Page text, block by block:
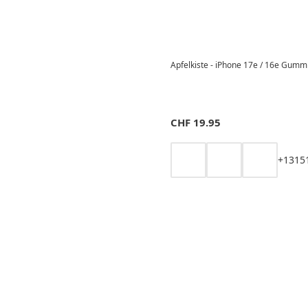
Apfelkiste - iPhone 17e / 16e
CHF 19.95
+1315